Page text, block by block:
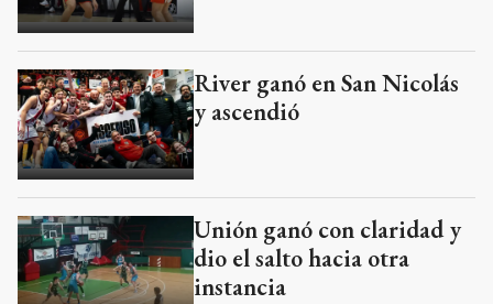
River ganó en San Nicolás
y ascendió
Unión ganó con claridad y
dio el salto hacia otra
instancia